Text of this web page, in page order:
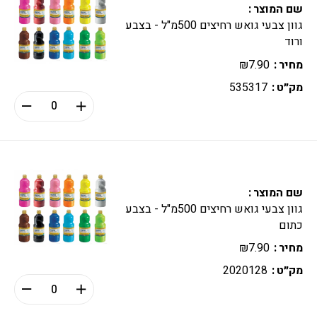
שם המוצר
גוון צבעי גואש רחיצים 500מ"ל - בצבע
ורוד
מחיר
₪7.90
מק״ט 535317
שם המוצר
גוון צבעי גואש רחיצים 500מ"ל - בצבע
כתום
מחיר
₪7.90
מק״ט
2020128